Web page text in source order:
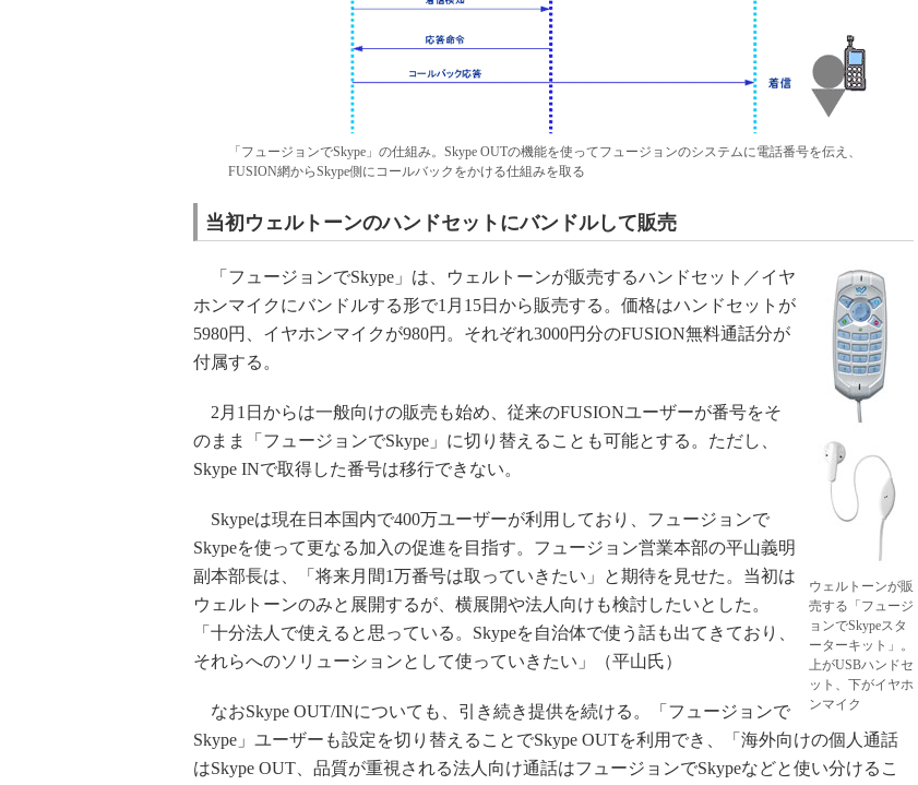
「フュージョンでSkype」の仕組み。Skype OUTの機能を使ってフュージョンのシステムに電話番号を伝え、
FUSION網からSkype側にコールバックをかける仕組みを取る
当初ウェルトーンのハンドセットにバンドルして販売
ウェルトーンが販
売する「フュージ
ョンでSkypeスタ
ーターキット」。
上がUSBハンドセ
ット、下がイヤホ
ンマイク
「フュージョンでSkype」は、ウェルトーンが販売するハンドセット／イヤ
ホンマイクにバンドルする形で1月15日から販売する。価格はハンドセットが
5980円、イヤホンマイクが980円。それぞれ3000円分のFUSION無料通話分が
付属する。
2月1日からは一般向けの販売も始め、従来のFUSIONユーザーが番号をそ
のまま「フュージョンでSkype」に切り替えることも可能とする。ただし、
Skype INで取得した番号は移行できない。
Skypeは現在日本国内で400万ユーザーが利用しており、フュージョンで
Skypeを使って更なる加入の促進を目指す。フュージョン営業本部の平山義明
副本部長は、「将来月間1万番号は取っていきたい」と期待を見せた。当初は
ウェルトーンのみと展開するが、横展開や法人向けも検討したいとした。
「十分法人で使えると思っている。Skypeを自治体で使う話も出てきており、
それらへのソリューションとして使っていきたい」（平山氏）
なおSkype OUT/INについても、引き続き提供を続ける。「フュージョンで
Skype」ユーザーも設定を切り替えることでSkype OUTを利用でき、「海外向けの個人通話
はSkype OUT、品質が重視される法人向け通話はフュージョンでSkypeなどと使い分けるこ